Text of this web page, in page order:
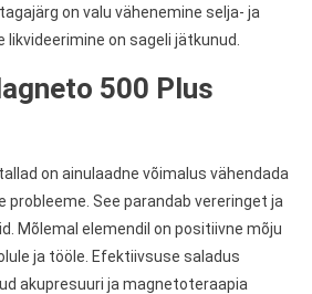
on valu vähenemine selja- ja
on sageli jätkunud.
500 Plus
on ainulaadne võimalus vähendada
probleeme. See parandab vereringet ja
Mõlemal elemendil on positiivne mõju
ja tööle. Efektiivsuse saladus
akupresuuri ja magnetoteraapia